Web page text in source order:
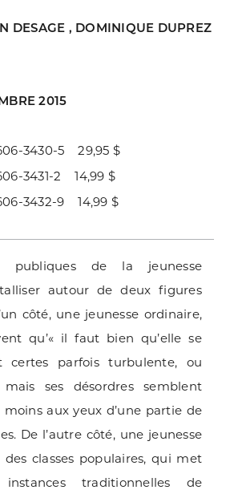
DESAGE , DOMINIQUE DUPREZ
2015
3430-5 29,95 $
3431-2 14,99 $
3432-9 14,99 $
publiques de la jeunesse
autour de deux figures
côté, une jeunesse ordinaire,
qu’« il faut bien qu’elle se
certes parfois turbulente, ou
ses désordres semblent
aux yeux d’une partie de
De l’autre côté, une jeunesse
des classes populaires, qui met
traditionnelles de